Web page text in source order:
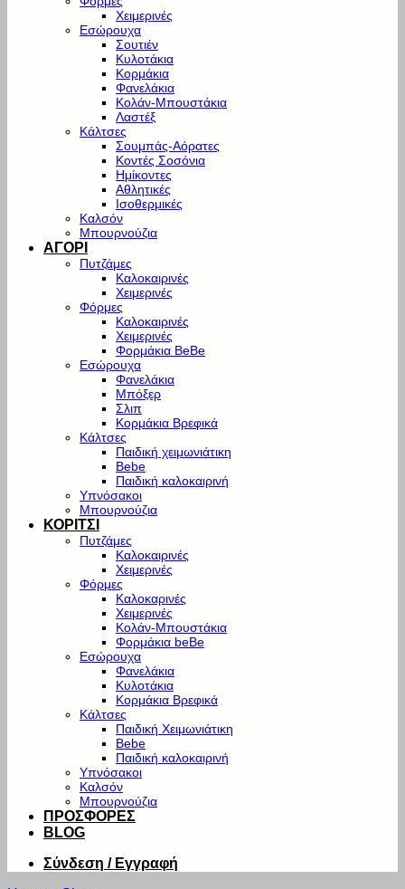
Χειμερινές
Εσώρουχα
Σουτιέν
Κυλοτάκια
Κορμάκια
Φανελάκια
Κολάν-Μπουστάκια
Λαστέξ
Κάλτσες
Σουμπάς-Αόρατες
Κοντές Σοσόνια
Ημίκοντες
Αθλητικές
Ισοθερμικές
Καλσόν
Μπουρνούζια
ΑΓΟΡΙ
Πυτζάμες
Καλοκαιρινές
Χειμερινές
Φόρμες
Καλοκαιρινές
Χειμερινές
Φορμάκια BeBe
Εσώρουχα
Φανελάκια
Μπόξερ
Σλιπ
Κορμάκια Βρεφικά
Κάλτσες
Παιδική χειμωνιάτικη
Bebe
Παιδική καλοκαιρινή
Υπνόσακοι
Μπουρνούζια
ΚΟΡΙΤΣΙ
Πυτζάμες
Καλοκαιρινές
Χειμερινές
Φόρμες
Καλοκαρινές
Χειμερινές
Κολάν-Μπουστάκια
Φορμάκια beBe
Εσώρουχα
Φανελάκια
Κυλοτάκια
Κορμάκια Βρεφικά
Κάλτσες
Παιδική Χειμωνιάτικη
Bebe
Παιδική καλοκαιρινή
Υπνόσακοι
Καλσόν
Μπουρνούζια
ΠΡΟΣΦΟΡΕΣ
BLOG
Σύνδεση / Εγγραφή